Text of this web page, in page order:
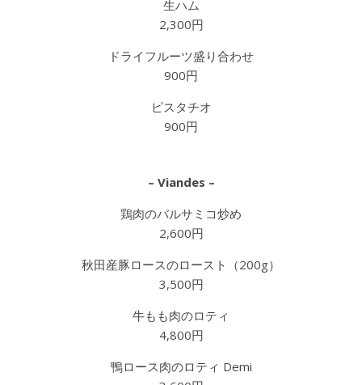
生ハム
2,300円
ドライフルーツ盛り合わせ
900円
ピスタチオ
900円
– Viandes –
鶏肉のバルサミコ炒め
2,600円
秋田産豚ロースのロースト（200g）
3,500円
牛もも肉のロティ
4,800円
鴨ロース肉のロティ Demi